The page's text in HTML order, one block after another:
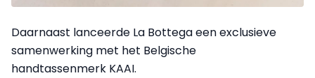
Daarnaast lanceerde La Bottega een exclusieve
samenwerking met het Belgische
handtassenmerk KAAI.